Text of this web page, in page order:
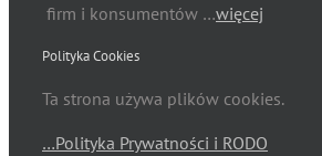
firm i konsumentów …więcej
Polityka Cookies
Ta strona używa plików cookies.
…Polityka Prywatności i RODO